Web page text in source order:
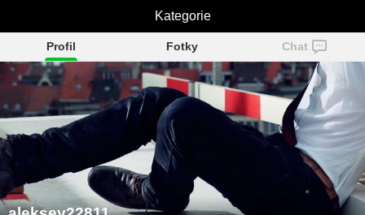
aleksey22811
Profil Fotky Chat
Kategorie